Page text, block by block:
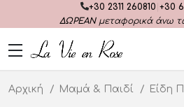
+30 2311 260810 +30
ΔΩΡΕΑΝμεταφορικά άνω
Αρχική Μαμά & Παιδί Είδη